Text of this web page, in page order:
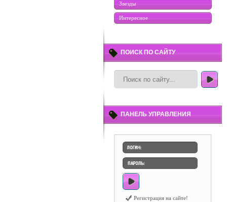
Звезды
Интересное
ПОИСК ПО САЙТУ
ПАНЕЛЬ УПРАВЛЕНИЯ
Регистрация на сайте!